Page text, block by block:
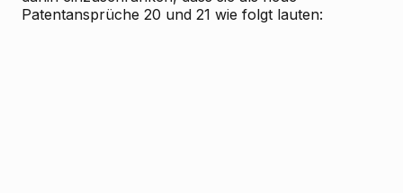
Patentansprüche 20 und 21 wie folgt lauten: